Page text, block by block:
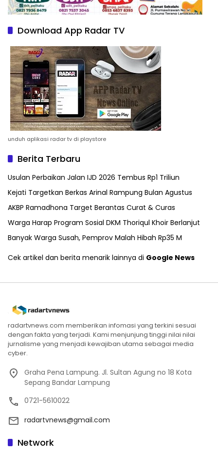
Download App Radar TV
unduh aplikasi radar tv di playstore
Berita Terbaru
Usulan Perbaikan Jalan IJD 2026 Tembus Rp1 Triliun
Kejati Targetkan Berkas Arinal Rampung Bulan Agustus
AKBP Ramadhona Target Berantas Curat & Curas
Warga Harap Program Sosial DKM Thoriqul Khoir Berlanjut
Banyak Warga Susah, Pemprov Malah Hibah Rp35 M
Cek artikel dan berita menarik lainnya di Google News
radartvnews.com memberikan infomasi yang terkini sesuai
dengan fakta yang terjadi. Kami menjunjung tinggi nilai nilai
jurnalisme yang menjadi kewajiban utama sebagai media
cyber.
Graha Pena Lampung. Jl. Sultan Agung no 18 Kota
Sepang Bandar Lampung
0721-5610022
radartvnews@gmail.com
Network